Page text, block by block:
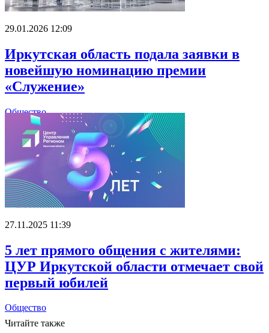
29.01.2026 12:09
Иркутская область подала заявки в
новейшую номинацию премии
«Служение»
Общество
27.11.2025 11:39
5 лет прямого общения с жителями:
ЦУР Иркутской области отмечает свой
первый юбилей
Общество
Читайте также